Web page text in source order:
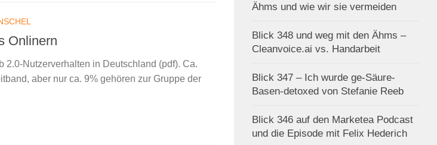
Onlinern
2.0-Nutzerverhalten in Deutschland (pdf). Ca.
aber nur ca. 9% gehören zur Gruppe der
Ähms und wie wir sie vermeiden
Blick 348 und weg mit den Ähms –
Cleanvoice.ai vs. Handarbeit
Blick 347 – Ich wurde ge-Säure-
Basen-detoxed von Stefanie Reeb
Blick 346 auf den Marketea Podcast
und die Episode mit Felix Hederich